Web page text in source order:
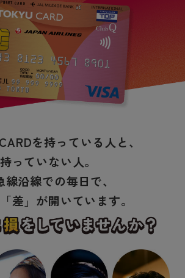
を持っている人と、
持っていない人。
線沿線での毎日で、
差」が開いています。